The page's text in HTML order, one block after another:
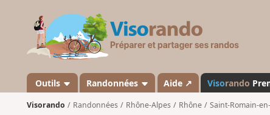
s
a
n
d
Outils Randonnées Aide ↗ Visorando
Visorando Randonnées Rhône-Alpes Rhône Saint-Romain-